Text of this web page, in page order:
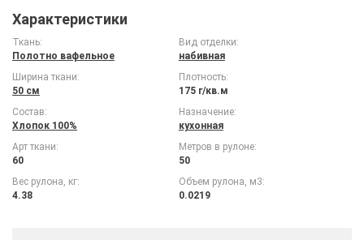
Характеристики
Ткань:
Полотно вафельное
Вид отделки:
набивная
Ширина ткани:
50 см
Плотность:
175 г/кв.м
Состав:
Хлопок 100%
Назначение:
кухонная
Арт ткани:
60
Метров в рулоне:
50
Вес рулона, кг:
4.38
Объем рулона, м3:
0.0219